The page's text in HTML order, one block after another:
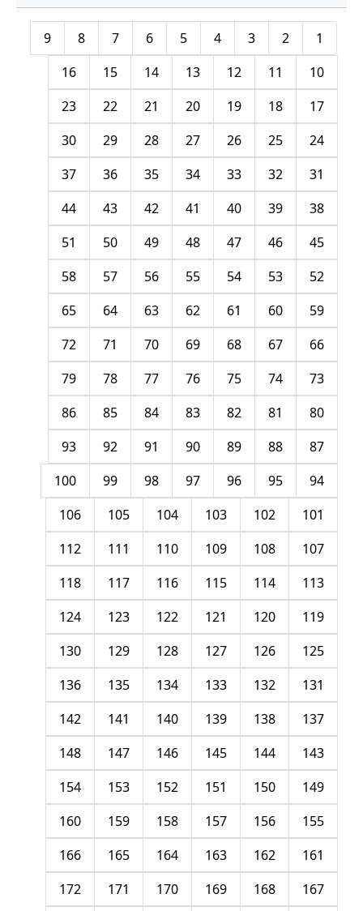
1
2
3
4
5
6
7
8
9
10
11
12
13
14
15
16
17
18
19
20
21
22
23
24
25
26
27
28
29
30
31
32
33
34
35
36
37
38
39
40
41
42
43
44
45
46
47
48
49
50
51
52
53
54
55
56
57
58
59
60
61
62
63
64
65
66
67
68
69
70
71
72
73
74
75
76
77
78
79
80
81
82
83
84
85
86
87
88
89
90
91
92
93
94
95
96
97
98
99
100
101
102
103
104
105
106
107
108
109
110
111
112
113
114
115
116
117
118
119
120
121
122
123
124
125
126
127
128
129
130
131
132
133
134
135
136
137
138
139
140
141
142
143
144
145
146
147
148
149
150
151
152
153
154
155
156
157
158
159
160
161
162
163
164
165
166
167
168
169
170
171
172